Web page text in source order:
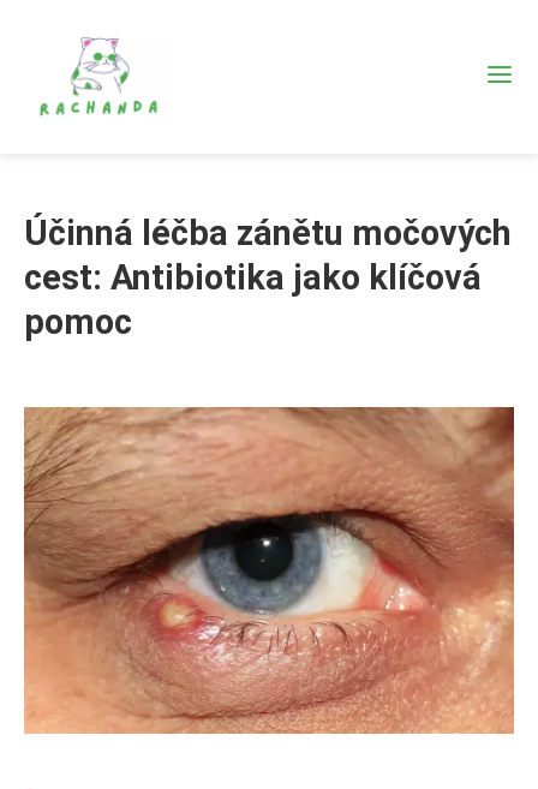
Účinná léčba zánětu močových
cest: Antibiotika jako klíčová
pomoc